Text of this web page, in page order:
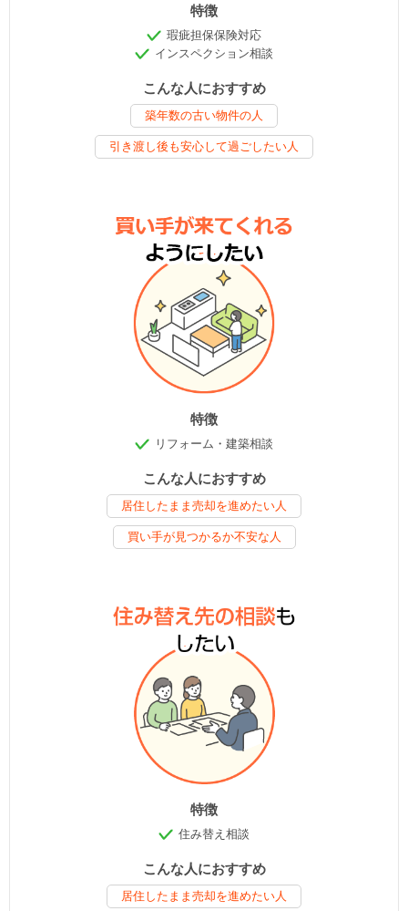
特徴
瑕疵担保保険対応
インスペクション相談
こんな人におすすめ
築年数の古い物件の人
引き渡し後も安心して過ごしたい人
特徴
リフォーム・建築相談
こんな人におすすめ
居住したまま売却を進めたい人
買い手が見つかるか不安な人
特徴
住み替え相談
こんな人におすすめ
居住したまま売却を進めたい人